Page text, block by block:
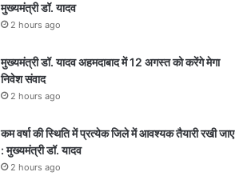
मुख्यमंत्री डॉ. यादव
2 hours ago
मुख्यमंत्री डॉ. यादव अहमदाबाद में 12 अगस्त को करेंगे मेगा
निवेश संवाद
2 hours ago
कम वर्षा की स्थिति में प्रत्येक जिले में आवश्यक तैयारी रखी जाए
: मुख्यमंत्री डॉ. यादव
2 hours ago